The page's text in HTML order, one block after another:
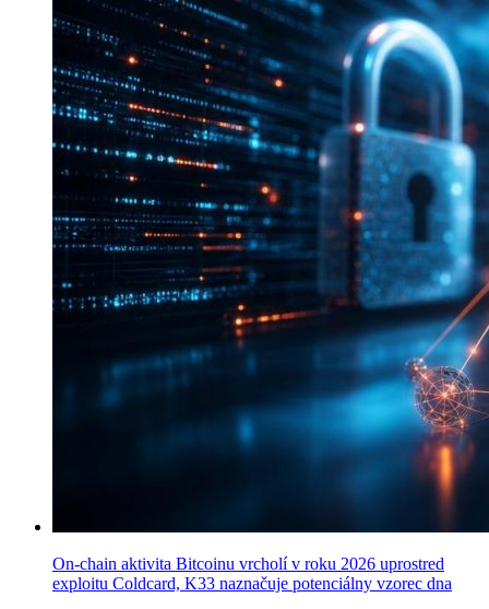
On-chain aktivita Bitcoinu vrcholí v roku 2026 uprostred
exploitu Coldcard, K33 naznačuje potenciálny vzorec dna